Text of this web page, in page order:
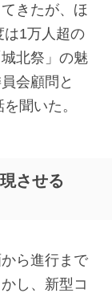
きたが、ほ
は1万人超の
北祭」の魅
会顧問と
聞いた。
させる
ら進行まで
し、新型コ